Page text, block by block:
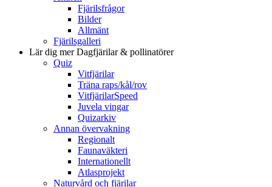
Fjärilsfrågor
Bilder
Allmänt
Fjärilsgalleri
Lär dig merDagfjärilar & pollinatörer
Quiz
Vitfjärilar
Träna raps/kål/rov
VitfjärilarSpeed
Juvela vingar
Quizarkiv
Annan övervakning
Regionalt
Faunaväkteri
Internationellt
Atlasprojekt
Naturvård och fjärilar